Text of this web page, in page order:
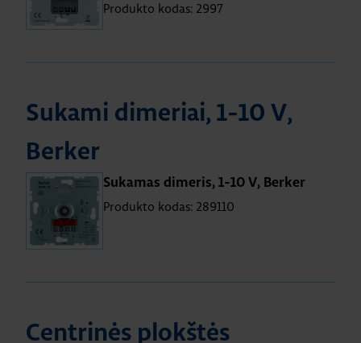
Produkto kodas: 2997
Sukami dimeriai, 1-10 V,
Berker
Sukamas dimeris, 1-10 V, Berker
Produkto kodas: 289110
Centrinės plokštės